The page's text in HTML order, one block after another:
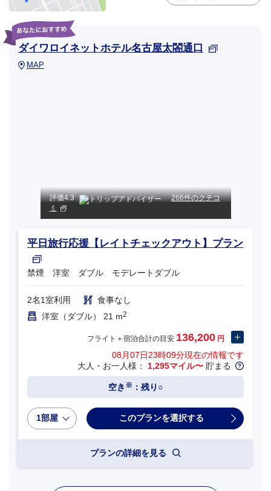
ダイワロイネットホテル名古屋太閤通口
MAP
評価4.3
266件のクチコ
ミ
平日旅行応援【レイトチェックアウト】プラン
禁煙 洋室 ダブル モデレートダブル
2名1室利用
食事なし
洋室（ダブル） 21 m2
フライト＋宿泊合計の目安 136,200 円
08月07日23時09分現在の情報です
大人・お一人様： 1,295マイル〜 貯まる
空き ※ ：残り○
1部屋
プランの詳細を見る